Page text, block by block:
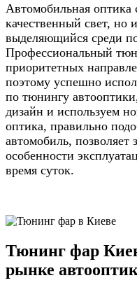
Автомобильная оптика
качественный свет, но
выделяющийся среди
Профессиональный
приоритетных
поэтому успешно
по тюнингу
дизайн и используем
оптика, правильно
автомобиль, позволяет
особенности
время суток.
Тюнинг фар
рынке